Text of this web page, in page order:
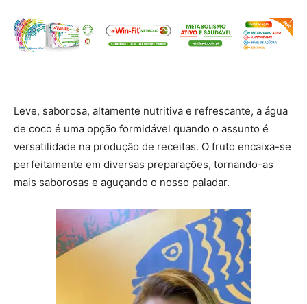
Leve, saborosa, altamente nutritiva e refrescante, a água
de coco é uma opção formidável quando o assunto é
versatilidade na produção de receitas. O fruto encaixa-se
perfeitamente em diversas preparações, tornando-as
mais saborosas e aguçando o nosso paladar.